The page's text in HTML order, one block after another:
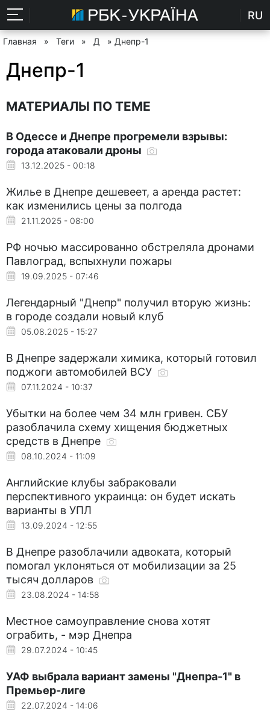
RU
Главная » Теги » Д » Днепр-1
Днепр-1
МАТЕРИАЛЫ ПО ТЕМЕ
В Одессе и Днепре прогремели взрывы:
города атаковали дроны
13.12.2025 - 00:18
Жилье в Днепре дешевеет, а аренда растет:
как изменились цены за полгода
21.11.2025 - 08:00
РФ ночью массированно обстреляла дронами
Павлоград, вспыхнули пожары
19.09.2025 - 07:46
Легендарный "Днепр" получил вторую жизнь:
в городе создали новый клуб
05.08.2025 - 15:27
В Днепре задержали химика, который готовил
поджоги автомобилей ВСУ
07.11.2024 - 10:37
Убытки на более чем 34 млн гривен. СБУ
разоблачила схему хищения бюджетных
средств в Днепре
08.10.2024 - 11:09
Английские клубы забраковали
перспективного украинца: он будет искать
варианты в УПЛ
13.09.2024 - 12:55
В Днепре разоблачили адвоката, который
помогал уклоняться от мобилизации за 25
тысяч долларов
23.08.2024 - 14:58
Местное самоуправление снова хотят
ограбить, - мэр Днепра
29.07.2024 - 10:45
УАФ выбрала вариант замены "Днепра-1" в
Премьер-лиге
22.07.2024 - 14:06